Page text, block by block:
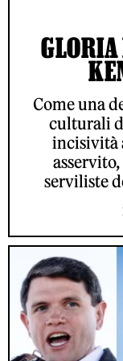
Come una
culturali
incisività
serviliste